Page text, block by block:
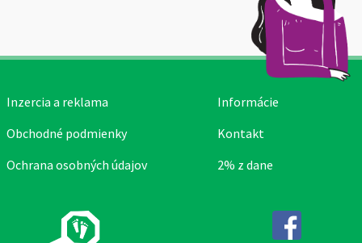
Inzercia a reklama
Obchodné podmienky
Ochrana osobných údajov
Informácie
Kontakt
2% z dane